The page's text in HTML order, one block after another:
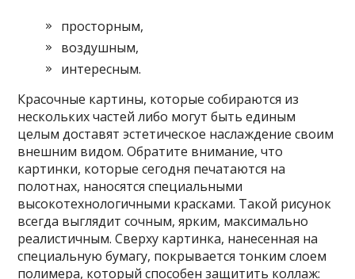
просторным,
воздушным,
интересным.
Красочные картины, которые собираются из
нескольких частей либо могут быть единым
целым доставят эстетическое наслаждение своим
внешним видом. Обратите внимание, что
картинки, которые сегодня печатаются на
полотнах, наносятся специальными
высокотехнологичными красками. Такой рисунок
всегда выглядит сочным, ярким, максимально
реалистичным. Сверху картинка, нанесенная на
специальную бумагу, покрывается тонким слоем
полимера, который способен защитить коллаж: